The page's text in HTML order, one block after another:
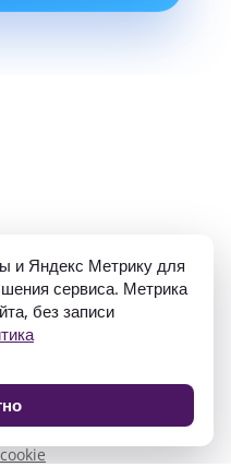
ИНН
и Яндекс Метрику для
сервиса. Метрика
без записи